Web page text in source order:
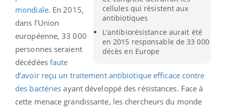
cellules qui résistent aux
antibiotiques
L'antibiorésistance aurait été
en 2015 responsable de 33 000
décès en Europe
mondiale. En 2015,
dans l’Union
européenne, 33 000
personnes seraient
décédées faute
d’avoir reçu un traitement antibiotique efficace contre
des bactéries ayant développé des résistances. Face à
cette menace grandissante, les chercheurs du monde